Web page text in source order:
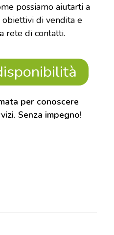
possiamo aiutarti a
di vendita e
rete di contatti.
per conoscere
Senza impegno!